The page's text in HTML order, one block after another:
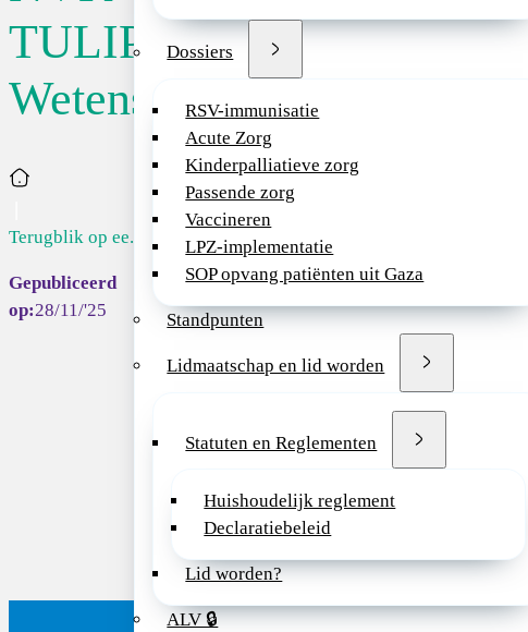
Dossiers
RSV-immunisatie
Acute Zorg
Kinderpalliatieve zorg
Passende zorg
Vaccineren
LPZ-implementatie
SOP opvang patiënten uit Gaza
Standpunten
Lidmaatschap en lid worden
Statuten en Reglementen
Huishoudelijk reglement
Declaratiebeleid
Lid worden?
ALV 🔒
TULIPS
Wetenschapsdag
Home
Terugblik op ee...
28/11/'25
aanwezige doelgroepen.
Tijdens een van de
impactvol
sessies werd
overstijgende
wanneer en hoe AI
Het was een dag vol
deelnemers voor hun
denken, samen doen’
Deel dit bericht via: